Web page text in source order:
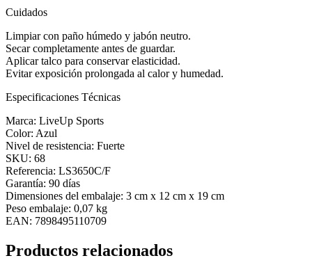
Cuidados
Limpiar con paño húmedo y jabón neutro.
Secar completamente antes de guardar.
Aplicar talco para conservar elasticidad.
Evitar exposición prolongada al calor y humedad.
Especificaciones Técnicas
Marca: LiveUp Sports
Color: Azul
Nivel de resistencia: Fuerte
SKU: 68
Referencia: LS3650C/F
Garantía: 90 días
Dimensiones del embalaje: 3 cm x 12 cm x 19 cm
Peso embalaje: 0,07 kg
EAN: 7898495110709
Productos relacionados